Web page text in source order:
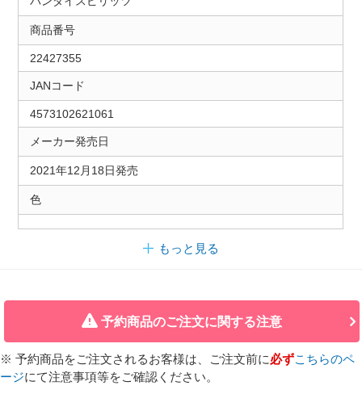
商品番号
22427355
JANコード
4573102621061
メーカー発売日
2021年12月18日発売
色
もっと見る
予約商品のご注文に関する注意
※ 予約商品をご注文されるお客様は、ご注文前に必ずこちらのペ
ージにて注意事項等をご確認ください。